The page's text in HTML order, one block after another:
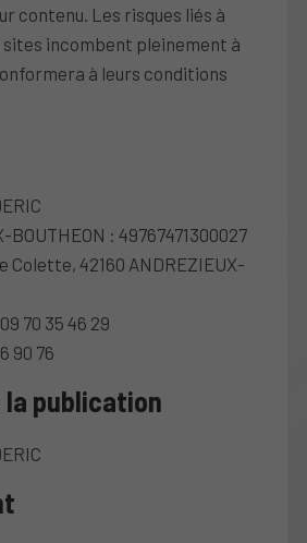
contenu. Les risques liés à
incombent pleinement à
à leurs conditions
BOUTHEON : 49767471300027
Colette, 42160 ANDREZIEUX-
70 35 46 29
90 76
publication